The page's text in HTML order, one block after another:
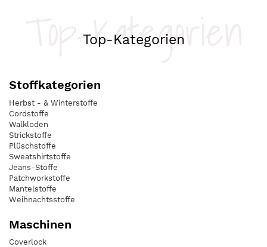
Top-Kategorien
Top-Kategorien
Stoffkategorien
Herbst - & Winterstoffe
Cordstoffe
Walkloden
Strickstoffe
Plüschstoffe
Sweatshirtstoffe
Jeans-Stoffe
Patchworkstoffe
Mantelstoffe
Weihnachtsstoffe
Maschinen
Coverlock